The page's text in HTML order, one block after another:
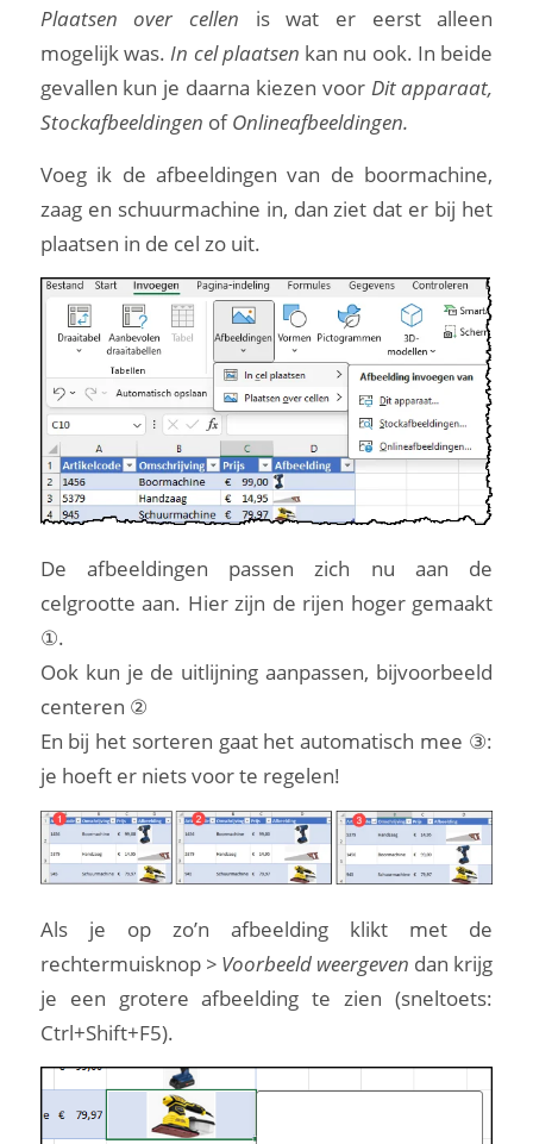
Plaatsen over cellen is wat er eerst alleen
mogelijk was.In cel plaatsen kan nu ook. In beide
gevallen kun je daarna kiezen voor Dit apparaat,
Stockafbeeldingen ofOnlineafbeeldingen.
Voeg ik de afbeeldingen van de boormachine,
zaag en schuurmachine in, dan ziet dat er bij het
plaatsen in de cel zo uit.
De afbeeldingen passen zich nu aan de
celgrootte aan. Hier zijn de rijen hoger gemaakt
①.
Ook kun je de uitlijning aanpassen, bijvoorbeeld
centeren ②
En bij het sorteren gaat het automatisch mee ③:
je hoeft er niets voor te regelen!
Als je op zo’n afbeelding klikt met de
rechtermuisknop > Voorbeeld weergeven dan krijg
je een grotere afbeelding te zien (sneltoets:
Ctrl+Shift+F5).